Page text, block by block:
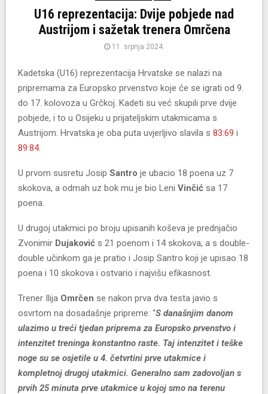
U16 reprezentacija: Dvije pobjede nad
Austrijom i sažetak trenera Omrčena
11. srpnja 2024.
Kadetska (U16) reprezentacija Hrvatske se nalazi na
pripremama za Europsko prvenstvo koje će se igrati od 9.
do 17. kolovoza u Grčkoj. Kadeti su već skupili prve dvije
pobjede, i to u Osijeku u prijateljskim utakmicama s
Austrijom. Hrvatska je oba puta uvjerljivo slavila s 83:69 i
89:84.
U prvom susretu Josip Santro je ubacio 18 poena uz 7
skokova, a odmah uz bok mu je bio Leni Vinčić sa 17
poena.
U drugoj utakmici po broju upisanih koševa je prednjačio
Zvonimir Dujaković s 21 poenom i 14 skokova, a s double-
double učinkom ga je pratio i Josip Santro koji je upisao 18
poena i 10 skokova i ostvario i najvišu efikasnost.
Trener Ilija Omrčen se nakon prva dva testa javio s
osvrtom na dosadašnje pripreme: “S današnjim danom
ulazimo u treći tjedan priprema za Europsko prvenstvo i
intenzitet treninga konstantno raste. Taj intenzitet i teške
noge su se osjetile u 4. četvrtini prve utakmice i
kompletnoj drugoj utakmici. Generalno sam zadovoljan s
prvih 25 minuta prve utakmice u kojoj smo na terenu